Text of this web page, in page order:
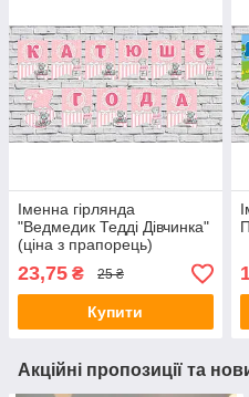
Іменна гірлянда
"Ведмедик Тедді Дівчинка"
(ціна з прапорець)
23,75 ₴ 25 ₴
Купити
Акційні пропозиції та